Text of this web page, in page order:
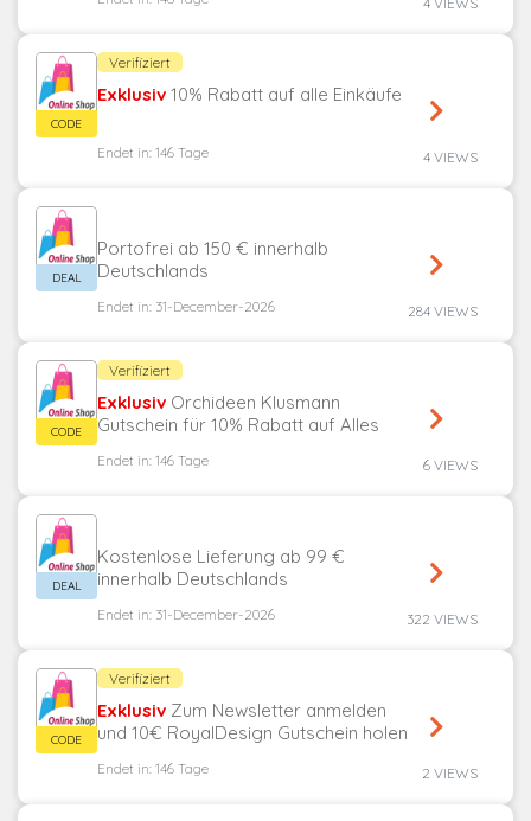
Verifiziert
Exklusiv 10% Rabatt auf alle Einkäufe
Endet in: 146 Tage 4 VIEWS
Portofrei ab 150 € innerhalb
Deutschlands
Endet in: 31-December-2026 284 VIEWS
Verifiziert
Exklusiv
Gutschein für 10% Rabatt auf Alles
Endet in: 146 Tage 6 VIEWS
Kostenlose Lieferung ab 99 €
innerhalb Deutschlands
Endet in: 31-December-2026 322 VIEWS
Verifiziert
Exklusiv
und 10€ RoyalDesign Gutschein holen
Endet in: 146 Tage 2 VIEWS